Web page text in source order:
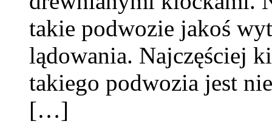
takie podwozie jakoś
lądowania. Najczęściej
takiego podwozia jest
[…]